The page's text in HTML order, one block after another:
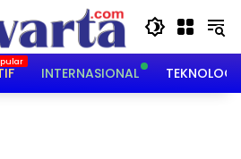
INTERNASIONAL TEKNOLOGI